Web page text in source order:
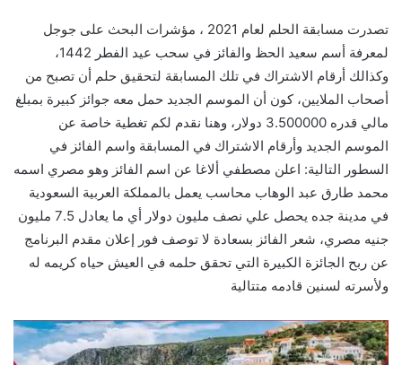
تصدرت مسابقة الحلم لعام 2021 ، مؤشرات البحث على جوجل
لمعرفة أسم سعيد الحظ والفائز في سحب عيد الفطر 1442،
وكذالك أرقام الاشتراك في تلك المسابقة لتحقيق حلم أن تصبح من
أصحاب الملايين، كون أن الموسم الجديد حمل معه جوائز كبيرة بمبلغ
مالي قدره 3.500000 دولار، وهنا نقدم لكم تغطية خاصة عن
الموسم الجديد وأرقام الاشتراك في المسابقة واسم الفائز في
السطور التالية: اعلن مصطفي ألاغا عن اسم الفائز وهو مصري اسمه
محمد طارق عبد الوهاب محاسب يعمل بالمملكة العربية السعودية
في مدينة جده يحصل علي نصف مليون دولار أي ما يعادل 7.5 مليون
جنيه مصري، شعر الفائز بسعادة لا توصف فور إعلان مقدم البرنامج
عن ربح الجائزة الكبيرة التي تحقق حلمه في العيش حياه كريمه له
ولأسرته لسنين قادمه متتالية